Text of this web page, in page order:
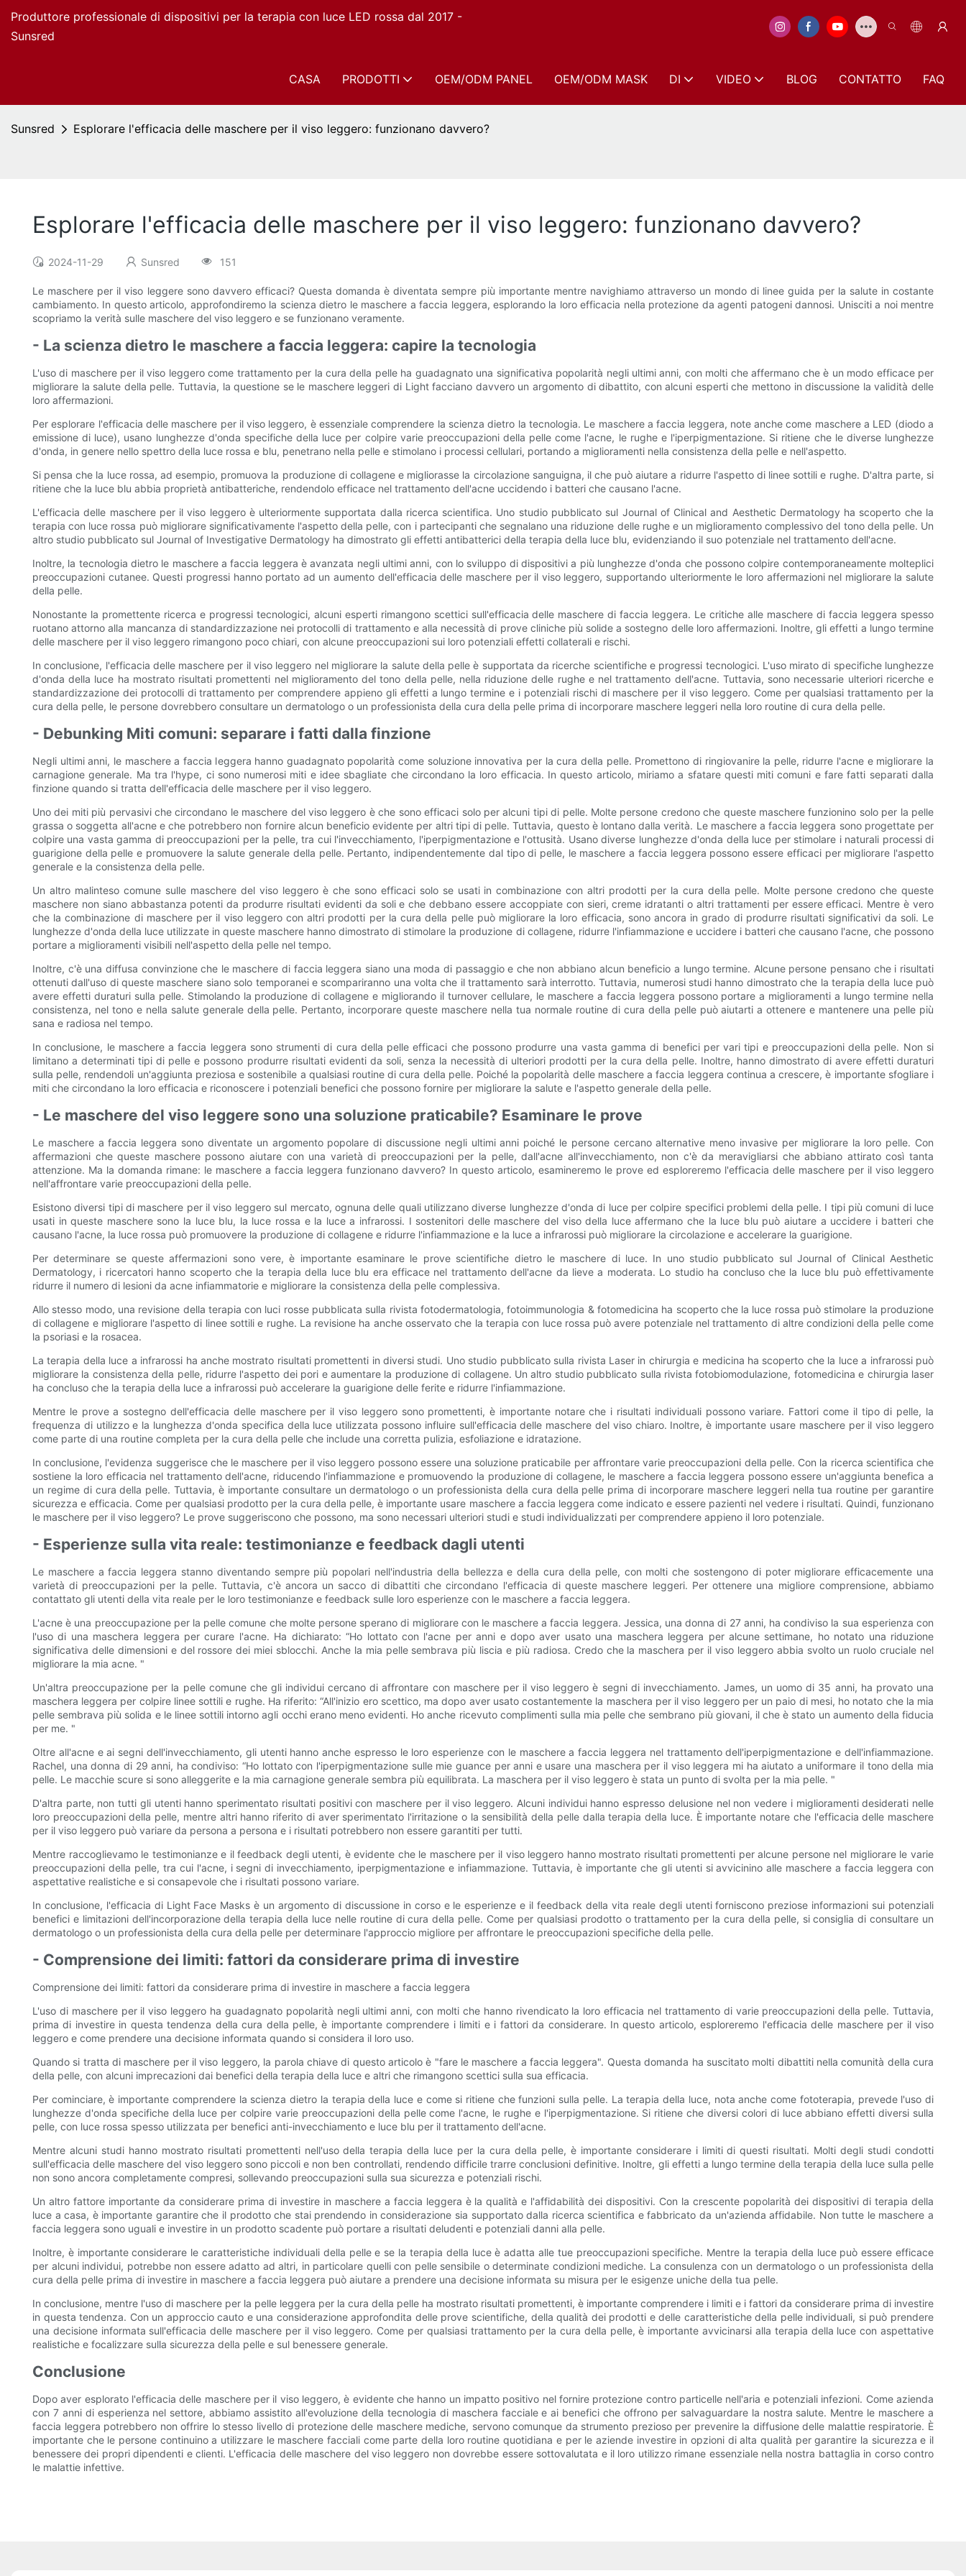
Produttore professionale di dispositivi per la terapia con luce LED rossa dal 2017 -
Sunsred
CASA PRODOTTI OEM/ODM PANEL OEM/ODM MASK DI VIDEO BLOG CONTATTO FAQ
Sunsred Esplorare l'efficacia delle maschere per il viso leggero: funzionano davvero?
Esplorare l'efficacia delle maschere per il viso leggero: funzionano davvero?
2024-11-29 Sunsred 151
Le maschere per il viso leggere sono davvero efficaci? Questa domanda è diventata sempre più importante mentre navighiamo attraverso un mondo di linee guida per la salute in costante
cambiamento. In questo articolo, approfondiremo la scienza dietro le maschere a faccia leggera, esplorando la loro efficacia nella protezione da agenti patogeni dannosi. Unisciti a noi mentre
scopriamo la verità sulle maschere del viso leggero e se funzionano veramente.
- La scienza dietro le maschere a faccia leggera: capire la tecnologia
L'uso di maschere per il viso leggero come trattamento per la cura della pelle ha guadagnato una significativa popolarità negli ultimi anni, con molti che affermano che è un modo efficace per
migliorare la salute della pelle. Tuttavia, la questione se le maschere leggeri di Light facciano davvero un argomento di dibattito, con alcuni esperti che mettono in discussione la validità delle
loro affermazioni.
Per esplorare l'efficacia delle maschere per il viso leggero, è essenziale comprendere la scienza dietro la tecnologia. Le maschere a faccia leggera, note anche come maschere a LED (diodo a
emissione di luce), usano lunghezze d'onda specifiche della luce per colpire varie preoccupazioni della pelle come l'acne, le rughe e l'iperpigmentazione. Si ritiene che le diverse lunghezze
d'onda, in genere nello spettro della luce rossa e blu, penetrano nella pelle e stimolano i processi cellulari, portando a miglioramenti nella consistenza della pelle e nell'aspetto.
Si pensa che la luce rossa, ad esempio, promuova la produzione di collagene e migliorasse la circolazione sanguigna, il che può aiutare a ridurre l'aspetto di linee sottili e rughe. D'altra parte, si
ritiene che la luce blu abbia proprietà antibatteriche, rendendolo efficace nel trattamento dell'acne uccidendo i batteri che causano l'acne.
L'efficacia delle maschere per il viso leggero è ulteriormente supportata dalla ricerca scientifica. Uno studio pubblicato sul Journal of Clinical and Aesthetic Dermatology ha scoperto che la
terapia con luce rossa può migliorare significativamente l'aspetto della pelle, con i partecipanti che segnalano una riduzione delle rughe e un miglioramento complessivo del tono della pelle. Un
altro studio pubblicato sul Journal of Investigative Dermatology ha dimostrato gli effetti antibatterici della terapia della luce blu, evidenziando il suo potenziale nel trattamento dell'acne.
Inoltre, la tecnologia dietro le maschere a faccia leggera è avanzata negli ultimi anni, con lo sviluppo di dispositivi a più lunghezze d'onda che possono colpire contemporaneamente molteplici
preoccupazioni cutanee. Questi progressi hanno portato ad un aumento dell'efficacia delle maschere per il viso leggero, supportando ulteriormente le loro affermazioni nel migliorare la salute
della pelle.
Nonostante la promettente ricerca e progressi tecnologici, alcuni esperti rimangono scettici sull'efficacia delle maschere di faccia leggera. Le critiche alle maschere di faccia leggera spesso
ruotano attorno alla mancanza di standardizzazione nei protocolli di trattamento e alla necessità di prove cliniche più solide a sostegno delle loro affermazioni. Inoltre, gli effetti a lungo termine
delle maschere per il viso leggero rimangono poco chiari, con alcune preoccupazioni sui loro potenziali effetti collaterali e rischi.
In conclusione, l'efficacia delle maschere per il viso leggero nel migliorare la salute della pelle è supportata da ricerche scientifiche e progressi tecnologici. L'uso mirato di specifiche lunghezze
d'onda della luce ha mostrato risultati promettenti nel miglioramento del tono della pelle, nella riduzione delle rughe e nel trattamento dell'acne. Tuttavia, sono necessarie ulteriori ricerche e
standardizzazione dei protocolli di trattamento per comprendere appieno gli effetti a lungo termine e i potenziali rischi di maschere per il viso leggero. Come per qualsiasi trattamento per la
cura della pelle, le persone dovrebbero consultare un dermatologo o un professionista della cura della pelle prima di incorporare maschere leggeri nella loro routine di cura della pelle.
- Debunking Miti comuni: separare i fatti dalla finzione
Negli ultimi anni, le maschere a faccia leggera hanno guadagnato popolarità come soluzione innovativa per la cura della pelle. Promettono di ringiovanire la pelle, ridurre l'acne e migliorare la
carnagione generale. Ma tra l'hype, ci sono numerosi miti e idee sbagliate che circondano la loro efficacia. In questo articolo, miriamo a sfatare questi miti comuni e fare fatti separati dalla
finzione quando si tratta dell'efficacia delle maschere per il viso leggero.
Uno dei miti più pervasivi che circondano le maschere del viso leggero è che sono efficaci solo per alcuni tipi di pelle. Molte persone credono che queste maschere funzionino solo per la pelle
grassa o soggetta all'acne e che potrebbero non fornire alcun beneficio evidente per altri tipi di pelle. Tuttavia, questo è lontano dalla verità. Le maschere a faccia leggera sono progettate per
colpire una vasta gamma di preoccupazioni per la pelle, tra cui l'invecchiamento, l'iperpigmentazione e l'ottusità. Usano diverse lunghezze d'onda della luce per stimolare i naturali processi di
guarigione della pelle e promuovere la salute generale della pelle. Pertanto, indipendentemente dal tipo di pelle, le maschere a faccia leggera possono essere efficaci per migliorare l'aspetto
generale e la consistenza della pelle.
Un altro malinteso comune sulle maschere del viso leggero è che sono efficaci solo se usati in combinazione con altri prodotti per la cura della pelle. Molte persone credono che queste
maschere non siano abbastanza potenti da produrre risultati evidenti da soli e che debbano essere accoppiate con sieri, creme idratanti o altri trattamenti per essere efficaci. Mentre è vero
che la combinazione di maschere per il viso leggero con altri prodotti per la cura della pelle può migliorare la loro efficacia, sono ancora in grado di produrre risultati significativi da soli. Le
lunghezze d'onda della luce utilizzate in queste maschere hanno dimostrato di stimolare la produzione di collagene, ridurre l'infiammazione e uccidere i batteri che causano l'acne, che possono
portare a miglioramenti visibili nell'aspetto della pelle nel tempo.
Inoltre, c'è una diffusa convinzione che le maschere di faccia leggera siano una moda di passaggio e che non abbiano alcun beneficio a lungo termine. Alcune persone pensano che i risultati
ottenuti dall'uso di queste maschere siano solo temporanei e scompariranno una volta che il trattamento sarà interrotto. Tuttavia, numerosi studi hanno dimostrato che la terapia della luce può
avere effetti duraturi sulla pelle. Stimolando la produzione di collagene e migliorando il turnover cellulare, le maschere a faccia leggera possono portare a miglioramenti a lungo termine nella
consistenza, nel tono e nella salute generale della pelle. Pertanto, incorporare queste maschere nella tua normale routine di cura della pelle può aiutarti a ottenere e mantenere una pelle più
sana e radiosa nel tempo.
In conclusione, le maschere a faccia leggera sono strumenti di cura della pelle efficaci che possono produrre una vasta gamma di benefici per vari tipi e preoccupazioni della pelle. Non si
limitano a determinati tipi di pelle e possono produrre risultati evidenti da soli, senza la necessità di ulteriori prodotti per la cura della pelle. Inoltre, hanno dimostrato di avere effetti duraturi
sulla pelle, rendendoli un'aggiunta preziosa e sostenibile a qualsiasi routine di cura della pelle. Poiché la popolarità delle maschere a faccia leggera continua a crescere, è importante sfogliare i
miti che circondano la loro efficacia e riconoscere i potenziali benefici che possono fornire per migliorare la salute e l'aspetto generale della pelle.
- Le maschere del viso leggere sono una soluzione praticabile? Esaminare le prove
Le maschere a faccia leggera sono diventate un argomento popolare di discussione negli ultimi anni poiché le persone cercano alternative meno invasive per migliorare la loro pelle. Con
affermazioni che queste maschere possono aiutare con una varietà di preoccupazioni per la pelle, dall'acne all'invecchiamento, non c'è da meravigliarsi che abbiano attirato così tanta
attenzione. Ma la domanda rimane: le maschere a faccia leggera funzionano davvero? In questo articolo, esamineremo le prove ed esploreremo l'efficacia delle maschere per il viso leggero
nell'affrontare varie preoccupazioni della pelle.
Esistono diversi tipi di maschere per il viso leggero sul mercato, ognuna delle quali utilizzano diverse lunghezze d'onda di luce per colpire specifici problemi della pelle. I tipi più comuni di luce
usati in queste maschere sono la luce blu, la luce rossa e la luce a infrarossi. I sostenitori delle maschere del viso della luce affermano che la luce blu può aiutare a uccidere i batteri che
causano l'acne, la luce rossa può promuovere la produzione di collagene e ridurre l'infiammazione e la luce a infrarossi può migliorare la circolazione e accelerare la guarigione.
Per determinare se queste affermazioni sono vere, è importante esaminare le prove scientifiche dietro le maschere di luce. In uno studio pubblicato sul Journal of Clinical Aesthetic
Dermatology, i ricercatori hanno scoperto che la terapia della luce blu era efficace nel trattamento dell'acne da lieve a moderata. Lo studio ha concluso che la luce blu può effettivamente
ridurre il numero di lesioni da acne infiammatorie e migliorare la consistenza della pelle complessiva.
Allo stesso modo, una revisione della terapia con luci rosse pubblicata sulla rivista fotodermatologia, fotoimmunologia & fotomedicina ha scoperto che la luce rossa può stimolare la produzione
di collagene e migliorare l'aspetto di linee sottili e rughe. La revisione ha anche osservato che la terapia con luce rossa può avere potenziale nel trattamento di altre condizioni della pelle come
la psoriasi e la rosacea.
La terapia della luce a infrarossi ha anche mostrato risultati promettenti in diversi studi. Uno studio pubblicato sulla rivista Laser in chirurgia e medicina ha scoperto che la luce a infrarossi può
migliorare la consistenza della pelle, ridurre l'aspetto dei pori e aumentare la produzione di collagene. Un altro studio pubblicato sulla rivista fotobiomodulazione, fotomedicina e chirurgia laser
ha concluso che la terapia della luce a infrarossi può accelerare la guarigione delle ferite e ridurre l'infiammazione.
Mentre le prove a sostegno dell'efficacia delle maschere per il viso leggero sono promettenti, è importante notare che i risultati individuali possono variare. Fattori come il tipo di pelle, la
frequenza di utilizzo e la lunghezza d'onda specifica della luce utilizzata possono influire sull'efficacia delle maschere del viso chiaro. Inoltre, è importante usare maschere per il viso leggero
come parte di una routine completa per la cura della pelle che include una corretta pulizia, esfoliazione e idratazione.
In conclusione, l'evidenza suggerisce che le maschere per il viso leggero possono essere una soluzione praticabile per affrontare varie preoccupazioni della pelle. Con la ricerca scientifica che
sostiene la loro efficacia nel trattamento dell'acne, riducendo l'infiammazione e promuovendo la produzione di collagene, le maschere a faccia leggera possono essere un'aggiunta benefica a
un regime di cura della pelle. Tuttavia, è importante consultare un dermatologo o un professionista della cura della pelle prima di incorporare maschere leggeri nella tua routine per garantire
sicurezza e efficacia. Come per qualsiasi prodotto per la cura della pelle, è importante usare maschere a faccia leggera come indicato e essere pazienti nel vedere i risultati. Quindi, funzionano
le maschere per il viso leggero? Le prove suggeriscono che possono, ma sono necessari ulteriori studi e studi individualizzati per comprendere appieno il loro potenziale.
- Esperienze sulla vita reale: testimonianze e feedback dagli utenti
Le maschere a faccia leggera stanno diventando sempre più popolari nell'industria della bellezza e della cura della pelle, con molti che sostengono di poter migliorare efficacemente una
varietà di preoccupazioni per la pelle. Tuttavia, c'è ancora un sacco di dibattiti che circondano l'efficacia di queste maschere leggeri. Per ottenere una migliore comprensione, abbiamo
contattato gli utenti della vita reale per le loro testimonianze e feedback sulle loro esperienze con le maschere a faccia leggera.
L'acne è una preoccupazione per la pelle comune che molte persone sperano di migliorare con le maschere a faccia leggera. Jessica, una donna di 27 anni, ha condiviso la sua esperienza con
l'uso di una maschera leggera per curare l'acne. Ha dichiarato: “Ho lottato con l'acne per anni e dopo aver usato una maschera leggera per alcune settimane, ho notato una riduzione
significativa delle dimensioni e del rossore dei miei sblocchi. Anche la mia pelle sembrava più liscia e più radiosa. Credo che la maschera per il viso leggero abbia svolto un ruolo cruciale nel
migliorare la mia acne. "
Un'altra preoccupazione per la pelle comune che gli individui cercano di affrontare con maschere per il viso leggero è segni di invecchiamento. James, un uomo di 35 anni, ha provato una
maschera leggera per colpire linee sottili e rughe. Ha riferito: “All'inizio ero scettico, ma dopo aver usato costantemente la maschera per il viso leggero per un paio di mesi, ho notato che la mia
pelle sembrava più solida e le linee sottili intorno agli occhi erano meno evidenti. Ho anche ricevuto complimenti sulla mia pelle che sembrano più giovani, il che è stato un aumento della fiducia
per me. "
Oltre all'acne e ai segni dell'invecchiamento, gli utenti hanno anche espresso le loro esperienze con le maschere a faccia leggera nel trattamento dell'iperpigmentazione e dell'infiammazione.
Rachel, una donna di 29 anni, ha condiviso: “Ho lottato con l'iperpigmentazione sulle mie guance per anni e usare una maschera per il viso leggera mi ha aiutato a uniformare il tono della mia
pelle. Le macchie scure si sono alleggerite e la mia carnagione generale sembra più equilibrata. La maschera per il viso leggero è stata un punto di svolta per la mia pelle. "
D'altra parte, non tutti gli utenti hanno sperimentato risultati positivi con maschere per il viso leggero. Alcuni individui hanno espresso delusione nel non vedere i miglioramenti desiderati nelle
loro preoccupazioni della pelle, mentre altri hanno riferito di aver sperimentato l'irritazione o la sensibilità della pelle dalla terapia della luce. È importante notare che l'efficacia delle maschere
per il viso leggero può variare da persona a persona e i risultati potrebbero non essere garantiti per tutti.
Mentre raccoglievamo le testimonianze e il feedback degli utenti, è evidente che le maschere per il viso leggero hanno mostrato risultati promettenti per alcune persone nel migliorare le varie
preoccupazioni della pelle, tra cui l'acne, i segni di invecchiamento, iperpigmentazione e infiammazione. Tuttavia, è importante che gli utenti si avvicinino alle maschere a faccia leggera con
aspettative realistiche e si consapevole che i risultati possono variare.
In conclusione, l'efficacia di Light Face Masks è un argomento di discussione in corso e le esperienze e il feedback della vita reale degli utenti forniscono preziose informazioni sui potenziali
benefici e limitazioni dell'incorporazione della terapia della luce nelle routine di cura della pelle. Come per qualsiasi prodotto o trattamento per la cura della pelle, si consiglia di consultare un
dermatologo o un professionista della cura della pelle per determinare l'approccio migliore per affrontare le preoccupazioni specifiche della pelle.
- Comprensione dei limiti: fattori da considerare prima di investire
Comprensione dei limiti: fattori da considerare prima di investire in maschere a faccia leggera
L'uso di maschere per il viso leggero ha guadagnato popolarità negli ultimi anni, con molti che hanno rivendicato la loro efficacia nel trattamento di varie preoccupazioni della pelle. Tuttavia,
prima di investire in questa tendenza della cura della pelle, è importante comprendere i limiti e i fattori da considerare. In questo articolo, esploreremo l'efficacia delle maschere per il viso
leggero e come prendere una decisione informata quando si considera il loro uso.
Quando si tratta di maschere per il viso leggero, la parola chiave di questo articolo è "fare le maschere a faccia leggera". Questa domanda ha suscitato molti dibattiti nella comunità della cura
della pelle, con alcuni imprecazioni dai benefici della terapia della luce e altri che rimangono scettici sulla sua efficacia.
Per cominciare, è importante comprendere la scienza dietro la terapia della luce e come si ritiene che funzioni sulla pelle. La terapia della luce, nota anche come fototerapia, prevede l'uso di
lunghezze d'onda specifiche della luce per colpire varie preoccupazioni della pelle come l'acne, le rughe e l'iperpigmentazione. Si ritiene che diversi colori di luce abbiano effetti diversi sulla
pelle, con luce rossa spesso utilizzata per benefici anti-invecchiamento e luce blu per il trattamento dell'acne.
Mentre alcuni studi hanno mostrato risultati promettenti nell'uso della terapia della luce per la cura della pelle, è importante considerare i limiti di questi risultati. Molti degli studi condotti
sull'efficacia delle maschere del viso leggero sono piccoli e non ben controllati, rendendo difficile trarre conclusioni definitive. Inoltre, gli effetti a lungo termine della terapia della luce sulla pelle
non sono ancora completamente compresi, sollevando preoccupazioni sulla sua sicurezza e potenziali rischi.
Un altro fattore importante da considerare prima di investire in maschere a faccia leggera è la qualità e l'affidabilità dei dispositivi. Con la crescente popolarità dei dispositivi di terapia della
luce a casa, è importante garantire che il prodotto che stai prendendo in considerazione sia supportato dalla ricerca scientifica e fabbricato da un'azienda affidabile. Non tutte le maschere a
faccia leggera sono uguali e investire in un prodotto scadente può portare a risultati deludenti e potenziali danni alla pelle.
Inoltre, è importante considerare le caratteristiche individuali della pelle e se la terapia della luce è adatta alle tue preoccupazioni specifiche. Mentre la terapia della luce può essere efficace
per alcuni individui, potrebbe non essere adatto ad altri, in particolare quelli con pelle sensibile o determinate condizioni mediche. La consulenza con un dermatologo o un professionista della
cura della pelle prima di investire in maschere a faccia leggera può aiutare a prendere una decisione informata su misura per le esigenze uniche della tua pelle.
In conclusione, mentre l'uso di maschere per la pelle leggera per la cura della pelle ha mostrato risultati promettenti, è importante comprendere i limiti e i fattori da considerare prima di investire
in questa tendenza. Con un approccio cauto e una considerazione approfondita delle prove scientifiche, della qualità dei prodotti e delle caratteristiche della pelle individuali, si può prendere
una decisione informata sull'efficacia delle maschere per il viso leggero. Come per qualsiasi trattamento per la cura della pelle, è importante avvicinarsi alla terapia della luce con aspettative
realistiche e focalizzare sulla sicurezza della pelle e sul benessere generale.
Conclusione
Dopo aver esplorato l'efficacia delle maschere per il viso leggero, è evidente che hanno un impatto positivo nel fornire protezione contro particelle nell'aria e potenziali infezioni. Come azienda
con 7 anni di esperienza nel settore, abbiamo assistito all'evoluzione della tecnologia di maschera facciale e ai benefici che offrono per salvaguardare la nostra salute. Mentre le maschere a
faccia leggera potrebbero non offrire lo stesso livello di protezione delle maschere mediche, servono comunque da strumento prezioso per prevenire la diffusione delle malattie respiratorie. È
importante che le persone continuino a utilizzare le maschere facciali come parte della loro routine quotidiana e per le aziende investire in opzioni di alta qualità per garantire la sicurezza e il
benessere dei propri dipendenti e clienti. L'efficacia delle maschere del viso leggero non dovrebbe essere sottovalutata e il loro utilizzo rimane essenziale nella nostra battaglia in corso contro
le malattie infettive.